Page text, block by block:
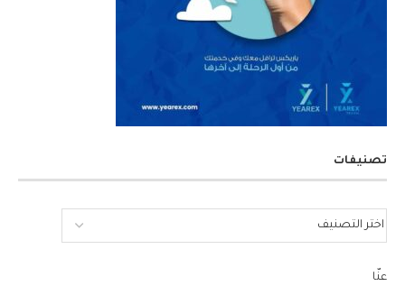
تصنيفات
عنّا